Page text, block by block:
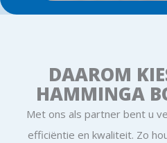
DAAROM
HAMMINGA
Met ons als partner bent u
efficiëntie en kwaliteit. Zo